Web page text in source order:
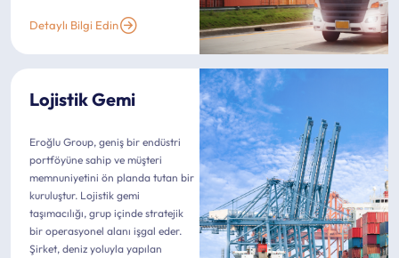
Detaylı Bilgi Edin
Lojistik Gemi
Eroğlu Group, geniş bir endüstri
portföyüne sahip ve müşteri
memnuniyetini ön planda tutan bir
kuruluştur. Lojistik gemi
taşımacılığı, grup içinde stratejik
bir operasyonel alanı işgal eder.
Şirket, deniz yoluyla yapılan